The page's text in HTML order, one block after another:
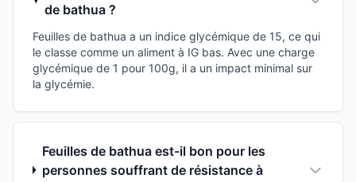
de bathua ?
Feuilles de bathua a un indice glycémique de 15, ce qui
le classe comme un aliment à IG bas. Avec une charge
glycémique de 1 pour 100g, il a un impact minimal sur
la glycémie.
Feuilles de bathua est-il bon pour les
personnes souffrant de résistance à